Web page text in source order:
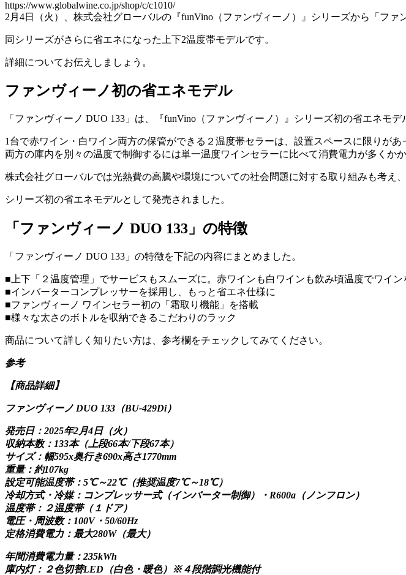
https://www.globalwine.co.jp/shop/c/c1010/
2月4日（火）、株式会社グローバルの『funVino（ファンヴィーノ）』シリーズから「ファ
同シリーズがさらに省エネになった上下2温度帯モデルです。
詳細についてお伝えしましょう。
ファンヴィーノ初の省エネモデル
「ファンヴィーノ DUO 133」は、『funVino（ファンヴィーノ）』シリーズ初の省エネモデ
1台で赤ワイン・白ワイン両方の保管ができる２温度帯セラーは、設置スペースに限りが
両方の庫内を別々の温度で制御するには単一温度ワインセラーに比べて消費電力が多くか
株式会社グローバルでは光熱費の高騰や環境についての社会問題に対する取り組みも考え
シリーズ初の省エネモデルとして発売されました。
「ファンヴィーノ DUO 133」の特徴
「ファンヴィーノ DUO 133」の特徴を下記の内容にまとめました。
■上下「２温度管理」でサービスもスムーズに。赤ワインも白ワインも飲み頃温度でワイン
■インバーターコンプレッサーを採用し、もっと省エネ仕様に
■ファンヴィーノ ワインセラー初の「霜取り機能」を搭載
■様々な太さのボトルを収納できるこだわりのラック
商品について詳しく知りたい方は、参考欄をチェックしてみてください。
参考
【商品詳細】
ファンヴィーノ DUO 133（BU-429Di）
発売日：2025年2月4日（火）
収納本数：133本（上段66本/下段67本）
サイズ：幅595x奥行き690x高さ1770mm
重量：約107kg
設定可能温度帯：5℃～22℃（推奨温度7℃～18℃）
冷却方式・冷媒：コンプレッサー式（インバーター制御）・R600a（ノンフロン）
温度帯：２温度帯（１ドア）
電圧・周波数：100V・50/60Hz
定格消費電力：最大280W（最大）
年間消費電力量：235kWh
庫内灯：２色切替LED（白色・暖色）※４段階調光機能付